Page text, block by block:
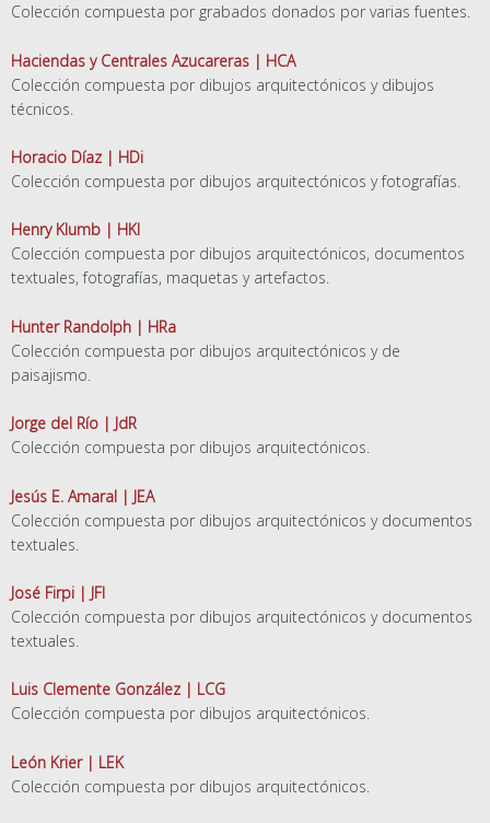
Colección compuesta por grabados donados por varias fuentes.
Haciendas y Centrales Azucareras | HCA
Colección compuesta por dibujos arquitectónicos y dibujos
técnicos.
Horacio Díaz | HDi
Colección compuesta por dibujos arquitectónicos y fotografías.
Henry Klumb | HKl
Colección compuesta por dibujos arquitectónicos, documentos
textuales, fotografías, maquetas y artefactos.
Hunter Randolph | HRa
Colección compuesta por dibujos arquitectónicos y de
paisajismo.
Jorge del Río | JdR
Colección compuesta por dibujos arquitectónicos.
Jesús E. Amaral | JEA
Colección compuesta por dibujos arquitectónicos y documentos
textuales.
José Firpi | JFI
Colección compuesta por dibujos arquitectónicos y documentos
textuales.
Luis Clemente González | LCG
Colección compuesta por dibujos arquitectónicos.
León Krier | LEK
Colección compuesta por dibujos arquitectónicos.